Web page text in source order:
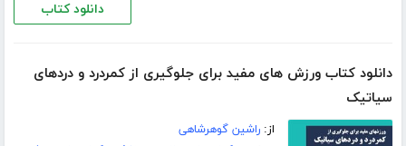
دانلود کتاب
دانلود کتاب ورزش های مفید برای جلوگیری از کمردرد و دردهای
سیاتیک
از:راشین گوهرشاهی